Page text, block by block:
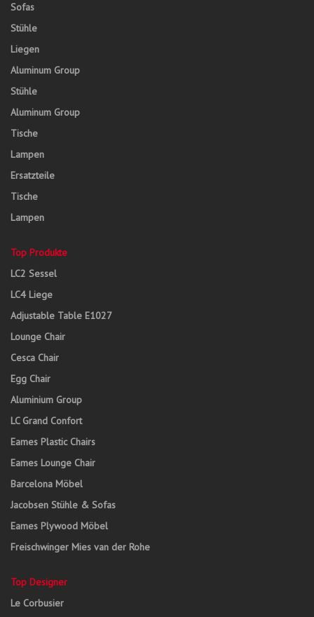
Sofas
Stühle
Liegen
Aluminum Group
Stühle
Aluminum Group
Tische
Lampen
Ersatzteile
Tische
Lampen
Top Produkte
LC2 Sessel
LC4 Liege
Adjustable Table E1027
Lounge Chair
Cesca Chair
Egg Chair
Aluminium Group
LC Grand Confort
Eames Plastic Chairs
Eames Lounge Chair
Barcelona Möbel
Jacobsen Stühle & Sofas
Eames Plywood Möbel
Freischwinger Mies van der Rohe
Top Designer
Le Corbusier